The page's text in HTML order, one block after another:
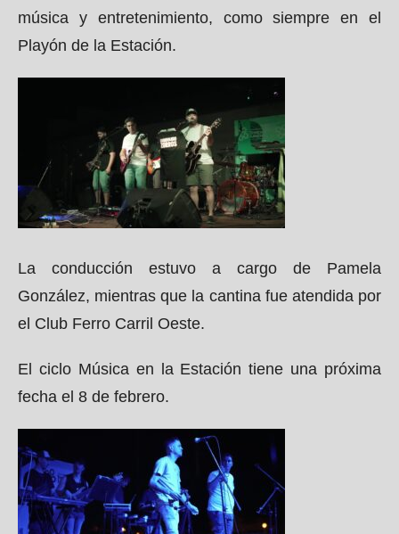
música y entretenimiento, como siempre en el
Playón de la Estación.
La conducción estuvo a cargo de Pamela
González, mientras que la cantina fue atendida por
el Club Ferro Carril Oeste.
El ciclo Música en la Estación tiene una próxima
fecha el 8 de febrero.